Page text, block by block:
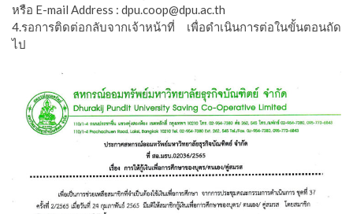
หรือ E-mail Address : dpu.coop@dpu.ac.th
4.รอการติดต่อกลับจากเจ้าหน้าที่ เพื่อดำเนินการต่อในขั้นตอนถัด
ไป